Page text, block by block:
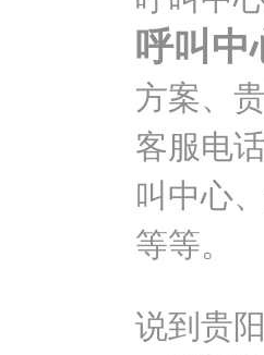
呼叫中
方案、
客服电
叫中心
等等。
说到贵